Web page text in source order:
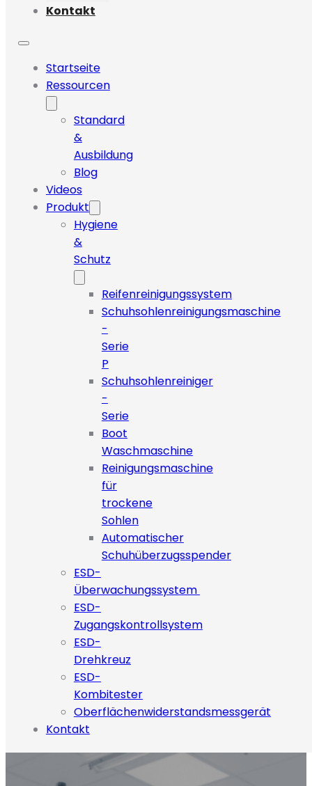
Kontakt
Startseite
Ressourcen
Standard
&
Ausbildung
Blog
Videos
Produkt
Hygiene
&
Schutz
Reifenreinigungssystem
Schuhsohlenreinigungsmaschine
-
Serie
P
Schuhsohlenreiniger
-
Serie
Boot
Waschmaschine
Reinigungsmaschine
für
trockene
Sohlen
Automatischer
Schuhüberzugsspender
ESD-
Überwachungssystem
ESD-
Zugangskontrollsystem
ESD-
Drehkreuz
ESD-
Kombitester
Oberflächenwiderstandsmessgerät
Kontakt